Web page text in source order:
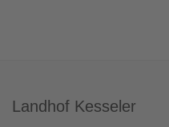
Landhof Kesseler